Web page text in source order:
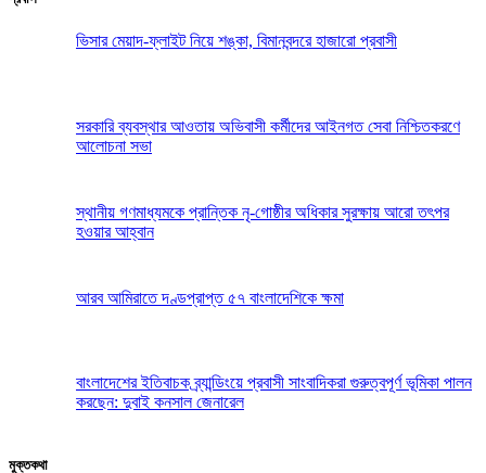
ভিসার মেয়াদ-ফ্লাইট নিয়ে শঙ্কা, বিমানবন্দরে হাজারো প্রবাসী
সরকারি ব্যবস্থার আওতায় অভিবাসী কর্মীদের আইনগত সেবা নিশ্চিতকরণে
আলোচনা সভা
স্থানীয় গণমাধ্যমকে প্রান্তিক নৃ-গোষ্ঠীর অধিকার সুরক্ষায় আরো তৎপর
হওয়ার আহ্বান
আরব আমিরাতে দণ্ডপ্রাপ্ত ৫৭ বাংলাদেশিকে ক্ষমা
বাংলাদেশের ইতিবাচক ব্র্যান্ডিংয়ে প্রবাসী সাংবাদিকরা গুরুত্বপূর্ণ ভূমিকা পালন
করছেন: দুবাই কনসাল জেনারেল
মুক্তকথা